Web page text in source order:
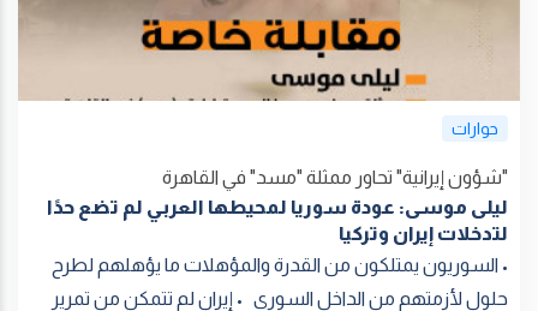
حوارات
"شؤون إيرانية" تحاور ممثلة "مسد" في القاهرة
ليلى موسى: عودة سوريا لمحيطها العربي لم تضع حدًا
لتدخلات إيران وتركيا
• السوريون يمتلكون من القدرة والمؤهلات ما يؤهلهم لطرح
حلول لأزمتهم من الداخل السوري • إيران لم تتمكن من تمرير